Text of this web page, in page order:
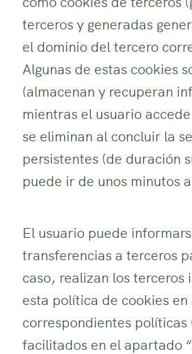
terceros y generadas
el dominio del tercero
Algunas de estas cookies
(almacenan y recuperan
mientras el usuario
se eliminan al concluir la
persistentes (de duración
puede ir de unos minutos
El usuario puede
transferencias a terceros
caso, realizan los terceros
esta política de cookies en
correspondientes políticas
facilitados en el apartado